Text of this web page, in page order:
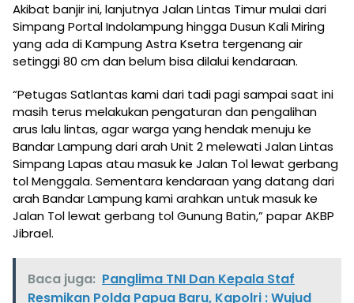
Akibat banjir ini, lanjutnya Jalan Lintas Timur mulai dari
Simpang Portal Indolampung hingga Dusun Kali Miring
yang ada di Kampung Astra Ksetra tergenang air
setinggi 80 cm dan belum bisa dilalui kendaraan.
“Petugas Satlantas kami dari tadi pagi sampai saat ini
masih terus melakukan pengaturan dan pengalihan
arus lalu lintas, agar warga yang hendak menuju ke
Bandar Lampung dari arah Unit 2 melewati Jalan Lintas
Simpang Lapas atau masuk ke Jalan Tol lewat gerbang
tol Menggala. Sementara kendaraan yang datang dari
arah Bandar Lampung kami arahkan untuk masuk ke
Jalan Tol lewat gerbang tol Gunung Batin,” papar AKBP
Jibrael.
Baca juga: Panglima TNI Dan Kepala Staf
Resmikan Polda Papua Baru, Kapolri : Wujud